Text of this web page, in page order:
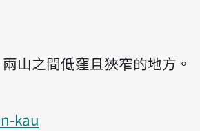
山之間低窪且狹窄的地方。
kau